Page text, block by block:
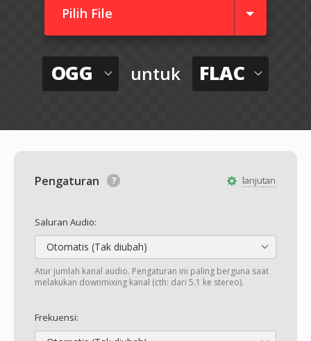
Pilih File
OGG untuk FLAC
lanjutan
Pengaturan
Saluran Audio:
Otomatis (Tak diubah)
Atur jumlah kanal audio. Pengaturan ini paling berguna saat
melakukan downmixing kanal (cth: dari 5.1 ke stereo).
Frekuensi: